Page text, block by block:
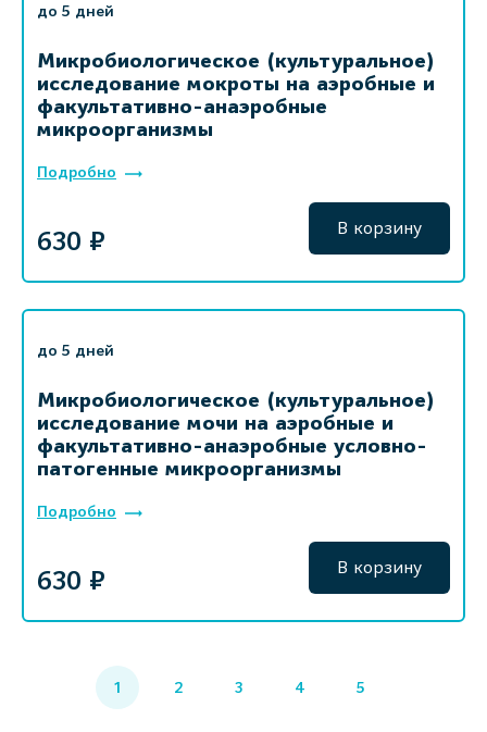
до 5 дней
Микробиологическое (культуральное)
исследование мокроты на аэробные и
факультативно-анаэробные
микроорганизмы
Подробно
630 ₽ В корзину
до 5 дней
Микробиологическое (культуральное)
исследование мочи на аэробные и
факультативно-анаэробные условно-
патогенные микроорганизмы
Подробно
630 ₽ В корзину
1 2 3 4 5